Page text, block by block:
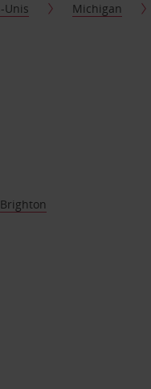
Unis Michigan
Brighton